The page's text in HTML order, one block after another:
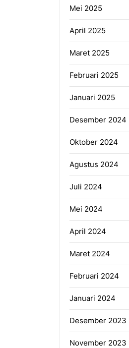
Mei 2025
April 2025
Maret 2025
Februari 2025
Januari 2025
Desember 2024
Oktober 2024
Agustus 2024
Juli 2024
Mei 2024
April 2024
Maret 2024
Februari 2024
Januari 2024
Desember 2023
November 2023